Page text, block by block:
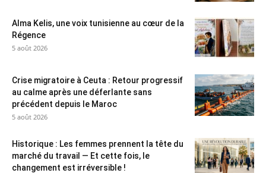
Alma Kelis, une voix tunisienne au cœur de la
Régence
5 août 2026
Crise migratoire à Ceuta : Retour progressif
au calme après une déferlante sans
précédent depuis le Maroc
5 août 2026
Historique : Les femmes prennent la tête du
marché du travail — Et cette fois, le
changement est irréversible !